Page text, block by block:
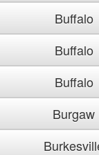
Buffalo
Buffalo
Buffalo
Burgaw